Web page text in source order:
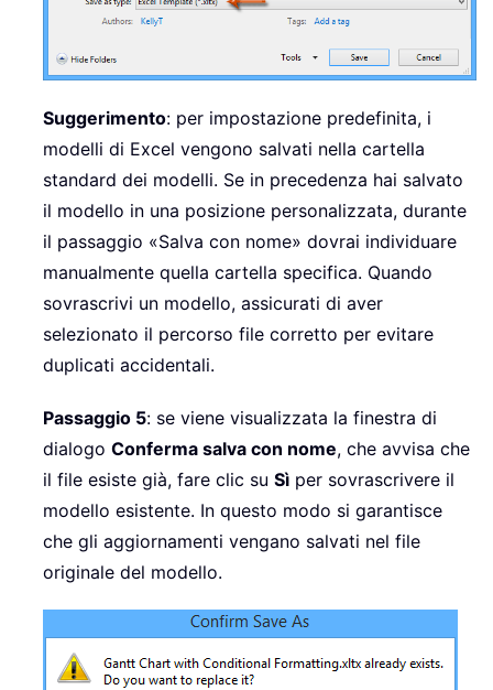
Suggerimento: per impostazione predefinita, i
modelli di Excel vengono salvati nella cartella
standard dei modelli. Se in precedenza hai salvato
il modello in una posizione personalizzata, durante
il passaggio «Salva con nome» dovrai individuare
manualmente quella cartella specifica. Quando
sovrascrivi un modello, assicurati di aver
selezionato il percorso file corretto per evitare
duplicati accidentali.
Passaggio 5: se viene visualizzata la finestra di
dialogo Conferma salva con nome, che avvisa che
il file esiste già, fare clic su Sì per sovrascrivere il
modello esistente. In questo modo si garantisce
che gli aggiornamenti vengano salvati nel file
originale del modello.